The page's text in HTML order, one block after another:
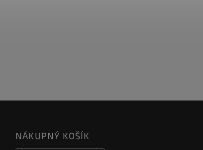
NÁKUPNÝ KOŠÍK